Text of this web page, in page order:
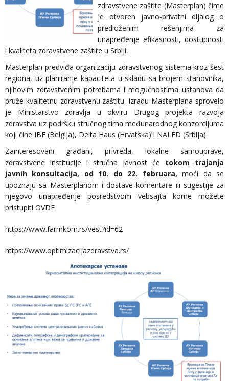
zdravstvene zaštite (Masterplan) čime
je otvoren javno-privatni dijalog o
predloženim rešenjima za
unapređenje efikasnosti, dostupnosti
i kvaliteta zdravstvene zaštite u Srbiji.
Masterplan predviđa organizaciju zdravstvenog sistema kroz šest
regiona, uz planiranje kapaciteta u skladu sa brojem stanovnika,
njihovim zdravstvenim potrebama i mogućnostima ustanova da
pruže kvalitetnu zdravstvenu zaštitu. Izradu Masterplana sprovelo
je Ministarstvo zdravlja u okviru Drugog projekta razvoja
zdravstva uz podršku stručnog tima međunarodnog konzorcijuma
koji čine IBF (Belgija), Delta Haus (Hrvatska) i NALED (Srbija).
Zainteresovani građani, privreda, lokalne samouprave,
zdravstvene institucije i stručna javnost će tokom trajanja
javnih konsultacija,
od 10. do 22. februara, moći da se
upoznaju sa Masterplanom i dostave komentare ili sugestije za
njegovo unapređenje posredstvom vebsajta kome možete
pristupiti OVDE
https://www.farmkom.rs/vest?id=62
https://www.optimizacijazdravstva.rs/